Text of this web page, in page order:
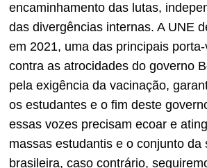
encaminhamento das lutas,
das divergências internas. A UNE
em 2021, uma das principais
contra as atrocidades do governo
pela exigência da vacinação,
os estudantes e o fim deste
essas vozes precisam ecoar e
massas estudantis e o conjunto da
brasileira, caso contrário,